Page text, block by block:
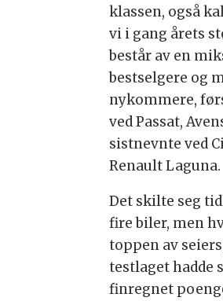
klassen, også
vi i gang årets
består av en
bestselgere og
nykommere,
ved Passat,
sistnevnte ved
Renault Laguna.
Det skilte seg
fire biler, men
toppen av
testlaget hadde
finregnet